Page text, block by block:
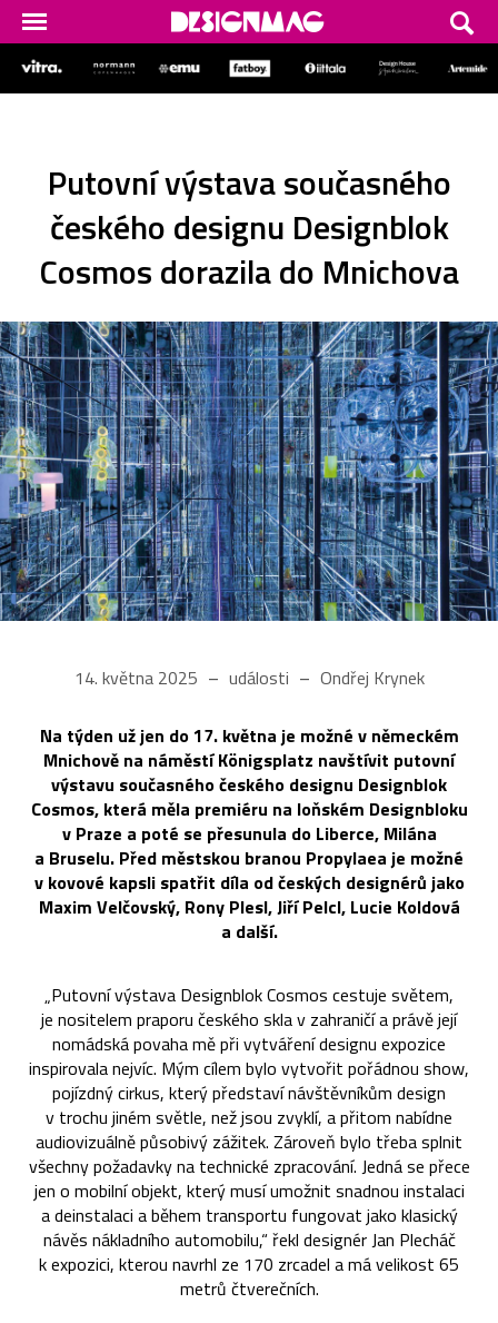
Putovní výstava současného
českého designu Designblok
Cosmos dorazila do Mnichova
14. května 2025 události Ondřej Krynek
Na týden už jen do 17. května je možné v německém
Mnichově na náměstí Königsplatz navštívit putovní
výstavu současného českého designu Designblok
Cosmos, která měla premiéru na loňském Designbloku
v Praze a poté se přesunula do Liberce, Milána
a Bruselu. Před městskou branou Propylaea je možné
v kovové kapsli spatřit díla od českých designérů jako
Maxim Velčovský, Rony Plesl, Jiří Pelcl, Lucie Koldová
a další.
„Putovní výstava Designblok Cosmos cestuje světem,
je nositelem praporu českého skla v zahraničí a právě její
nomádská povaha mě při vytváření designu expozice
inspirovala nejvíc. Mým cílem bylo vytvořit pořádnou show,
pojízdný cirkus, který představí návštěvníkům design
v trochu jiném světle, než jsou zvyklí, a přitom nabídne
audiovizuálně působivý zážitek. Zároveň bylo třeba splnit
všechny požadavky na technické zpracování. Jedná se přece
jen o mobilní objekt, který musí umožnit snadnou instalaci
a deinstalaci a během transportu fungovat jako klasický
návěs nákladního automobilu,“ řekl designér Jan Plecháč
k expozici, kterou navrhl ze 170 zrcadel a má velikost 65
metrů čtverečních.